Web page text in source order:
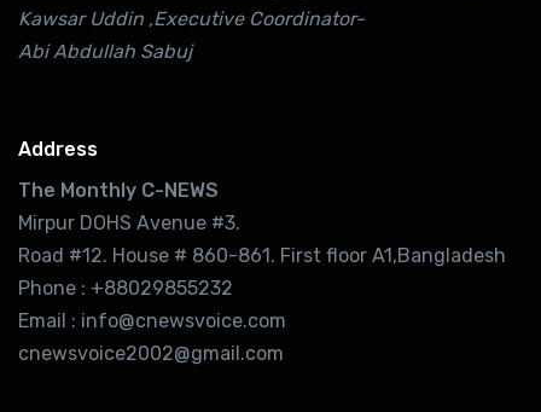
Kawsar Uddin ,Executive Coordinator-
Abi Abdullah Sabuj
Address
The Monthly C-NEWS
Mirpur DOHS Avenue #3.
Road #12. House # 860-861. First floor A1,Bangladesh
Phone : +88029855232
Email : info@cnewsvoice.com
cnewsvoice2002@gmail.com